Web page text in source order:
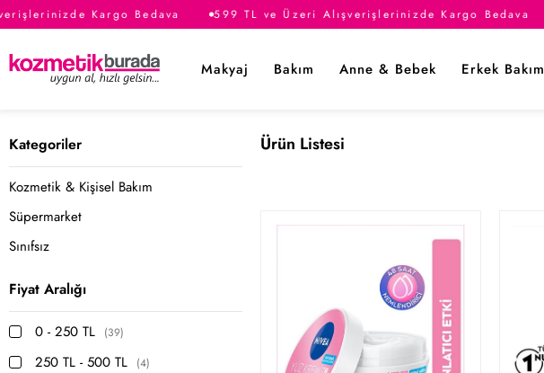
Kargo Bedava 599 TL ve Üzeri Alışverişlerinizde Kargo Bedava
Makyaj Bakım Anne & Bebek Erkek Bakım
Kategoriler
Kozmetik & Kişisel Bakım
Süpermarket
Sınıfsız
Fiyat Aralığı
0 - 250 TL (39)
250 TL - 500 TL (4)
Ürün Listesi